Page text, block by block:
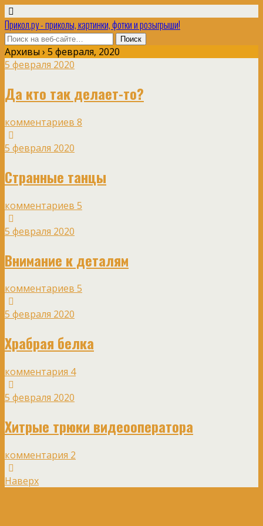
Прикол.ру - приколы, картинки, фотки и розыгрыши!
Архивы › 5 февраля, 2020
5 февраля 2020
Да кто так делает-то?
комментариев 8
5 февраля 2020
Странные танцы
комментариев 5
5 февраля 2020
Внимание к деталям
комментариев 5
5 февраля 2020
Храбрая белка
комментария 4
5 февраля 2020
Хитрые трюки видеооператора
комментария 2
Наверх